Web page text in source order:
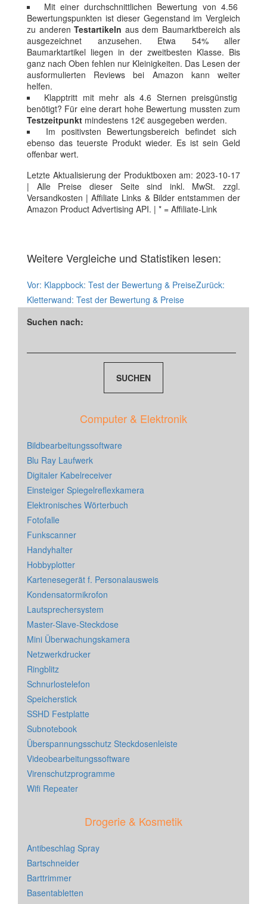
Mit einer durchschnittlichen Bewertung von 4.56
Bewertungspunkten ist dieser Gegenstand im Vergleich
zu anderen Testartikeln aus dem Baumarktbereich als
ausgezeichnet anzusehen. Etwa 54% aller
Baumarktartikel liegen in der zweitbesten Klasse. Bis
ganz nach Oben fehlen nur Kleinigkeiten. Das Lesen der
ausformulierten Reviews bei Amazon kann weiter
helfen.
Klapptritt mit mehr als 4.6 Sternen preisgünstig
benötigt? Für eine derart hohe Bewertung mussten zum
Testzeitpunkt mindestens 12€ ausgegeben werden.
Im positivsten Bewertungsbereich befindet sich
ebenso das teuerste Produkt wieder. Es ist sein Geld
offenbar wert.
Letzte Aktualisierung der Produktboxen am: 2023-10-17
| Alle Preise dieser Seite sind inkl. MwSt. zzgl.
Versandkosten | Affiliate Links & Bilder entstammen der
Amazon Product Advertising API. | * = Affiliate-Link
Weitere Vergleiche und Statistiken lesen:
Vor: Klappbock: Test der Bewertung & PreiseZurück:
Kletterwand: Test der Bewertung & Preise
Suchen nach:
Computer & Elektronik
Bildbearbeitungssoftware
Blu Ray Laufwerk
Digitaler Kabelreceiver
Einsteiger Spiegelreflexkamera
Elektronisches Wörterbuch
Fotofalle
Funkscanner
Handyhalter
Hobbyplotter
Kartenesegerät f. Personalausweis
Kondensatormikrofon
Lautsprechersystem
Master-Slave-Steckdose
Mini Überwachungskamera
Netzwerkdrucker
Ringblitz
Schnurlostelefon
Speicherstick
SSHD Festplatte
Subnotebook
Überspannungsschutz Steckdosenleiste
Videobearbeitungssoftware
Virenschutzprogramme
Wifi Repeater
Drogerie & Kosmetik
Antibeschlag Spray
Bartschneider
Barttrimmer
Basentabletten